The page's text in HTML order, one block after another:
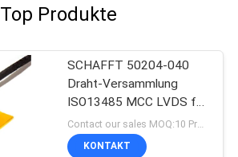
Top Produkte
SCHAFFT 50204-040
Draht-Versammlung
ISO13485 MCC LVDS für
medizinischen Lcd-
Monitor mit links
KONTAKT